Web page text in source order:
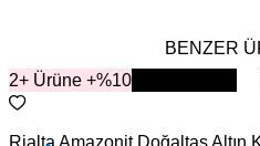
BENZER
2+ Ürüne +%10
YENİ
Rialta Amazonit Doğaltaş Altın